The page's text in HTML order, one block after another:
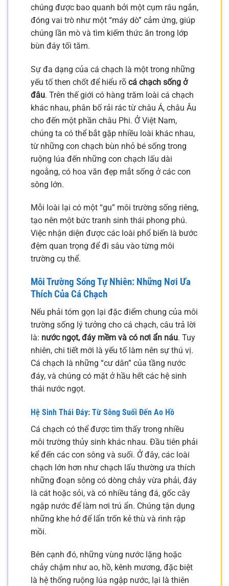
chúng được bao quanh bởi một cụm râu ngắn,
đóng vai trò như một “máy dò” cảm ứng, giúp
chúng lần mò và tìm kiếm thức ăn trong lớp
bùn đáy tối tăm.
Sự đa dạng của cá chạch là một trong những
yếu tố then chốt để hiểu rõ cá chạch sống ở
đâu. Trên thế giới có hàng trăm loài cá chạch
khác nhau, phân bố rải rác từ châu Á, châu Âu
cho đến một phần châu Phi. Ở Việt Nam,
chúng ta có thể bắt gặp nhiều loài khác nhau,
từ những con chạch bùn nhỏ bé sống trong
ruộng lúa đến những con chạch lấu dài
ngoằng, có hoa văn đẹp mắt sống ở các con
sông lớn.
Mỗi loài lại có một “gu” môi trường sống riêng,
tạo nên một bức tranh sinh thái phong phú.
Việc nhận diện được các loài phổ biến là bước
đệm quan trọng để đi sâu vào từng môi
trường cụ thể.
Môi Trường Sống Tự Nhiên: Những Nơi Ưa
Thích Của Cá Chạch
Nếu phải tóm gọn lại đặc điểm chung của môi
trường sống lý tưởng cho cá chạch, câu trả lời
là: nước ngọt, đáy mềm và có nơi ẩn náu. Tuy
nhiên, chi tiết mới là yếu tố làm nên sự thú vị.
Cá chạch là những “cư dân” của tầng nước
đáy, và chúng có mặt ở hầu hết các hệ sinh
thái nước ngọt.
Hệ Sinh Thái Đáy: Từ Sông Suối Đến Ao Hồ
Cá chạch có thể được tìm thấy trong nhiều
môi trường thủy sinh khác nhau. Đầu tiên phải
kể đến các con sông và suối. Ở đây, các loài
chạch lớn hơn như chạch lấu thường ưa thích
những đoạn sông có dòng chảy vừa phải, đáy
là cát hoặc sỏi, và có nhiều tảng đá, gốc cây
ngập nước để làm nơi trú ẩn. Chúng tận dụng
những khe hở để lẩn trốn kẻ thù và rình rập
mồi.
Bên cạnh đó, những vùng nước lặng hoặc
chảy chậm như ao, hồ, kênh mương, đặc biệt
là hệ thống ruộng lúa ngập nước, lại là thiên